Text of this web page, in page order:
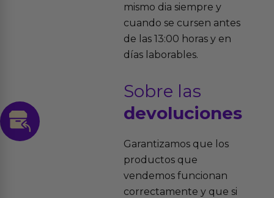
mismo dia siempre y
cuando se cursen antes
de las 13:00 horas y en
días laborables.
Sobre las
devoluciones
Garantizamos que los
productos que
vendemos funcionan
correctamente y que si